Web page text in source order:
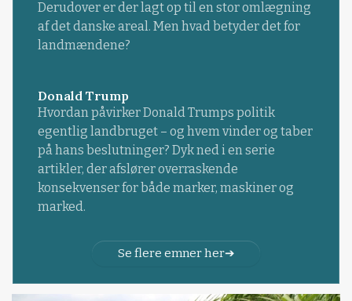
Derudover er der lagt op til en stor omlægning
af det danske areal. Men hvad betyder det for
landmændene?
Donald Trump
Hvordan påvirker Donald Trumps politik
egentlig landbruget – og hvem vinder og taber
på hans beslutninger? Dyk ned i en serie
artikler, der afslører overraskende
konsekvenser for både marker, maskiner og
marked.
Se flere emner her